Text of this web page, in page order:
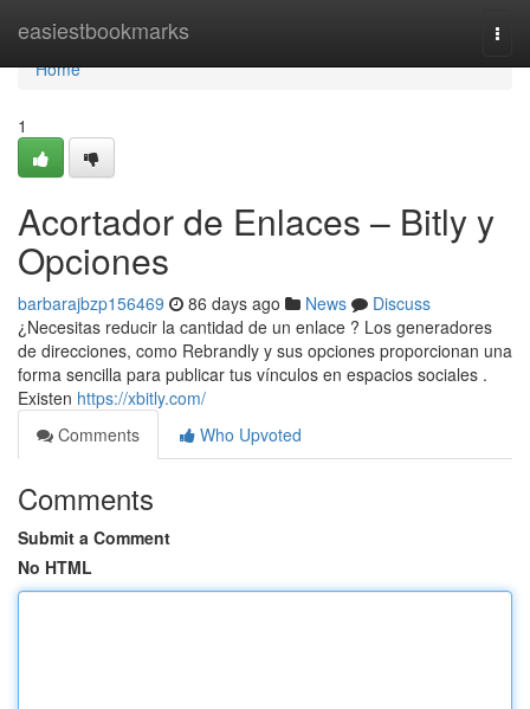
easiestbookmarks
Home
Home
1
Acortador de Enlaces – Bitly y
Opciones
barbarajbzp156469 86 days ago News
Discuss
¿Necesitas reducir la cantidad de un enlace ? Los generadores
de direcciones, como Rebrandly y sus opciones proporcionan una
forma sencilla para publicar tus vínculos en espacios sociales .
Existen https://xbitly.com/
Comments
Who Upvoted
Comments
Submit a Comment
No HTML